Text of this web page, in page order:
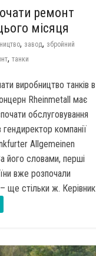
ремонт
місяця
, завод, збройний
, танки
виробництво танків в
Rheinmetall має
обслуговування
гендиректор компанії
Allgemeinen
його словами, перші
вже розпочали
– ще стільки ж. Керівник